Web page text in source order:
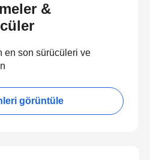
&
en son sürücüleri ve
görüntüle